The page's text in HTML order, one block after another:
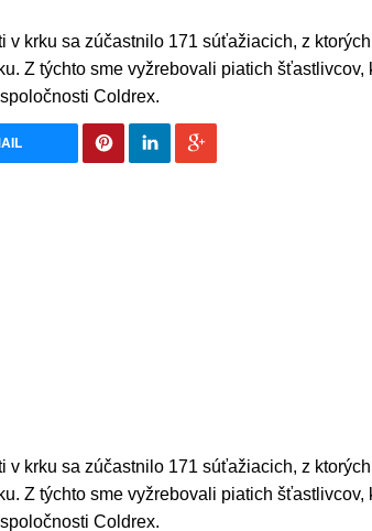
krku sa zúčastnilo 171 súťažiacich, z
Z týchto sme vyžrebovali piatich šťastlivcov,
Coldrex.
krku sa zúčastnilo 171 súťažiacich, z
Z týchto sme vyžrebovali piatich šťastlivcov,
Coldrex.